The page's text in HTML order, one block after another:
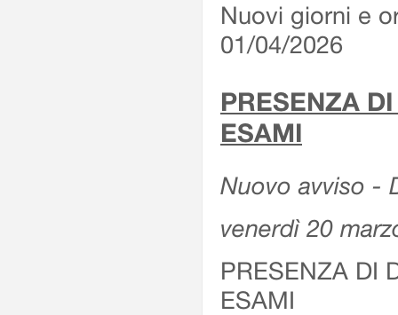
Nuovi giorni e
01/04/2026
PRESENZA
ESAMI
Nuovo avviso -
venerdì 20
PRESENZA DI
ESAMI